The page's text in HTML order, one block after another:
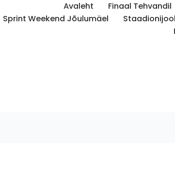
Avaleht Finaal Tehvandil
Sprint Weekend Jõulumäel